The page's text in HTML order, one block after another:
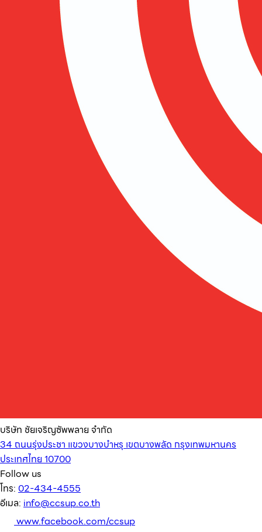
บริษัท ชัยเจริญซัพพลาย จำกัด
34 ถนนรุ่งประชา แขวงบางบำหรุ เขตบางพลัด กรุงเทพมหานคร
ประเทศไทย 10700
Follow us
โทร: 02-434-4555
อีเมล: info@ccsup.co.th
www.facebook.com/ccsup